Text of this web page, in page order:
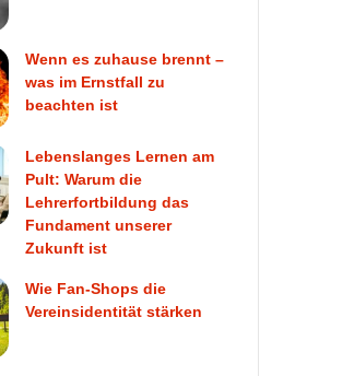
Wenn es zuhause brennt –
was im Ernstfall zu
beachten ist
Lebenslanges Lernen am
Pult: Warum die
Lehrerfortbildung das
Fundament unserer
Zukunft ist
Wie Fan-Shops die
Vereinsidentität stärken